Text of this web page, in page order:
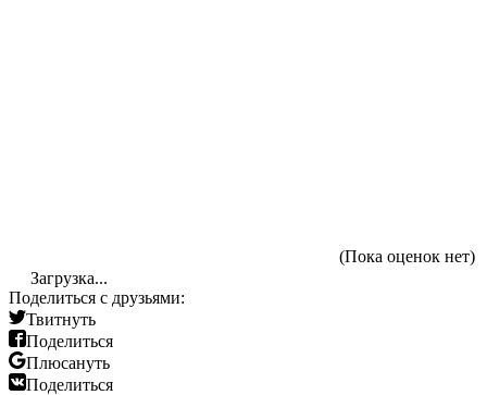
(Пока оценок нет)
Загрузка...
Поделиться с друзьями:
Твитнуть
Поделиться
Плюсануть
Поделиться